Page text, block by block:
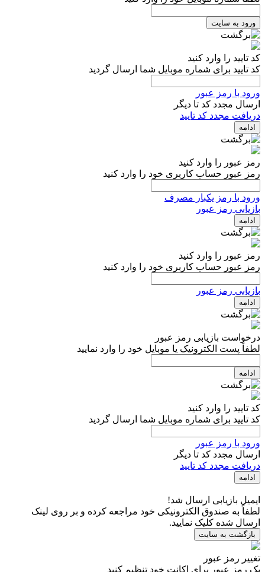
ورود به سایت
کد تایید را وارد کنید
کد تایید برای شماره موبایل شما ارسال گردید
ورود با رمز عبور
ارسال مجدد کد تا دیگر
دریافت مجدد کد تایید
ادامه
رمز عبور را وارد کنید
رمز عبور حساب کاربری خود را وارد کنید
ورود با رمز یکبار مصرف
بازیابی رمز عبور
ادامه
رمز عبور را وارد کنید
رمز عبور حساب کاربری خود را وارد کنید
بازیابی رمز عبور
ادامه
درخواست بازیابی رمز عبور
لطفاً پست الکترونیک یا موبایل خود را وارد نمایید
ادامه
کد تایید را وارد کنید
کد تایید برای شماره موبایل شما ارسال گردید
ورود با رمز عبور
ارسال مجدد کد تا دیگر
دریافت مجدد کد تایید
ادامه
ایمیل بازیابی ارسال شد!
لطفاً به صندوق الکترونیکی خود مراجعه کرده و بر روی لینک
ارسال شده کلیک نمایید.
بازگشت به سایت
تغییر رمز عبور
یک رمز عبور برای اکانت خود تنظیم کنید